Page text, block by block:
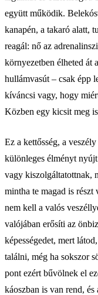
együtt működik.
kanapén, a takaró alatt,
reagál: nő az
környezetben élheted át
hullámvasút – csak épp
kíváncsi vagy, hogy
Közben egy kicsit meg
Ez a kettősség, a
különleges élményt
vagy kiszolgáltatottnak,
mintha te magad is részt
nem kell a valós
valójában erősíti az
képességedet, mert
találni, még ha sokszor
pont ezért bűvölnek el
káoszban is van rend,